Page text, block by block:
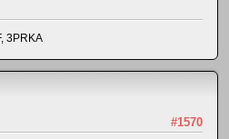
3PRKA
#1570